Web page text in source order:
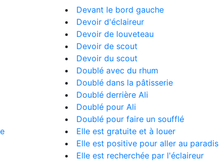
Devant le bord gauche
Devoir d'éclaireur
Devoir de louveteau
Devoir de scout
Devoir du scout
Doublé avec du rhum
Doublé dans la pâtisserie
Doublé derrière Ali
Doublé pour Ali
Doublé pour faire un soufflé
Elle est gratuite et à louer
Elle est positive pour aller au paradis
Elle est recherchée par l'éclaireur